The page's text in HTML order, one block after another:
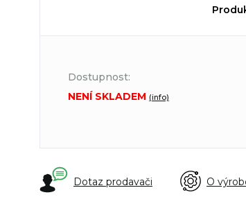
Dostupnost:
NENÍ SKLADEM (info)
Dotaz prodavači O